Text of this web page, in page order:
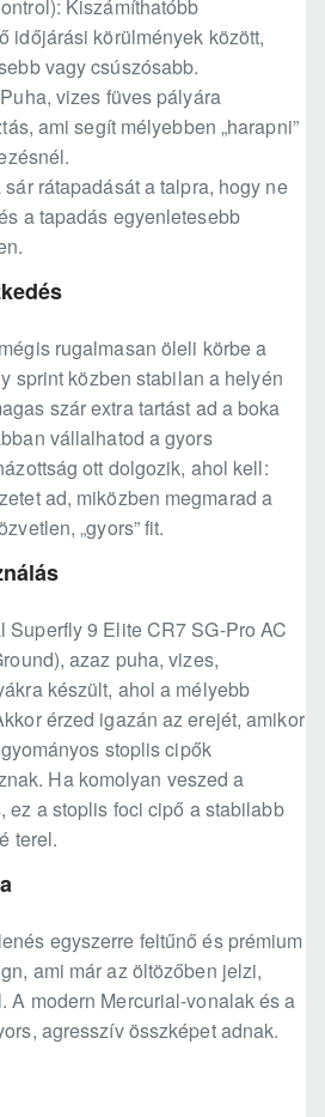
Kiszámíthatóbb
időjárási körülmények között,
vagy csúszósabb.
vizes füves pályára
ami segít mélyebben „harapni”
rátapadását a talpra, hogy ne
a tapadás egyenletesebb
rugalmasan öleli körbe a
sprint közben stabilan a helyén
szár extra tartást ad a boka
vállalhatod a gyors
ott dolgozik, ahol kell:
ad, miközben megmarad a
„gyors” fit.
Superfly 9 Elite CR7 SG-Pro AC
azaz puha, vizes,
készült, ahol a mélyebb
érzed igazán az erejét, amikor
stoplis cipők
Ha komolyan veszed a
ez a stoplis foci cipő a stabilabb
terel.
egyszerre feltűnő és prémium
ami már az öltözőben jelzi,
A modern Mercurial-vonalak és a
agresszív összképet adnak.